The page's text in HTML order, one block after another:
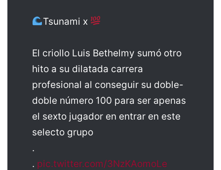
Tsunami x
El criollo Luis Bethelmy sumó otro
hito a su dilatada carrera
profesional al conseguir su doble-
doble número 100 para ser apenas
el sexto jugador en entrar en este
selecto grupo
.
. pic.twitter.com/3NzKAomoLe